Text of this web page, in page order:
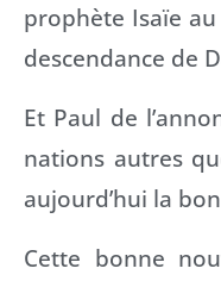
prophète Isaïe au
descendance de
Et Paul de
nations autres
aujourd’hui la
Cette bonne